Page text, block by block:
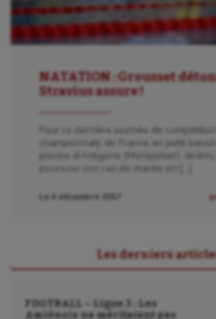
Escrime
Fitness
Flag football
Futsal
Golf
Gymnastique
Haltérophilie
Handisport
Hippisme
NATATION : Grousset
Stravius assure !
Pour la dernière journée de compétition
championnats de France en petit
piscine d’Antigone (Montpellier),
poursuivi son raz-de-marée en […]
Le 4 décembre 2017
Les derniers
FOOTBALL – Ligue 3 : Les
Amiénois ne méritaient pas